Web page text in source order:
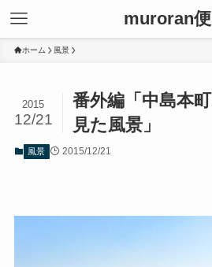
muroran便
ホーム 風景
番外編「中島本
見た風景」
2015
12/21
風景 2015/12/21